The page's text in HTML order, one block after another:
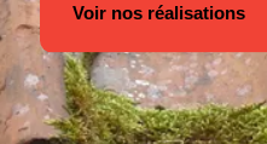
Voir nos réalisations